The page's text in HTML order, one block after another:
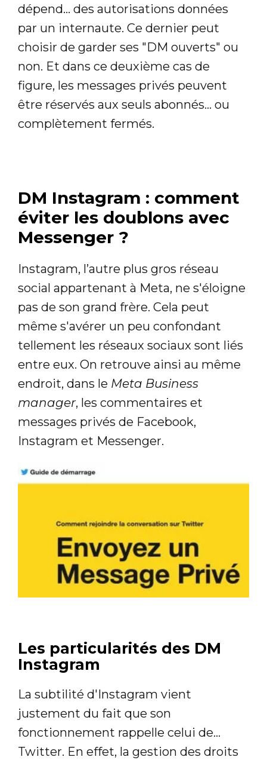
dépend... des autorisations données
par un internaute. Ce dernier peut
choisir de garder ses "DM ouverts" ou
non. Et dans ce deuxième cas de
figure, les messages privés peuvent
être réservés aux seuls abonnés... ou
complètement fermés.
DM Instagram : comment
éviter les doublons avec
Messenger ?
Instagram, l’autre plus gros réseau
social appartenant à Meta, ne s'éloigne
pas de son grand frère. Cela peut
même s'avérer un peu confondant
tellement les réseaux sociaux sont liés
entre eux. On retrouve ainsi au même
endroit, dans le Meta Business
manager, les commentaires et
messages privés de Facebook,
Instagram et Messenger.
Les particularités des DM
Instagram
La subtilité d'Instagram vient
justement du fait que son
fonctionnement rappelle celui de...
Twitter. En effet, la gestion des droits